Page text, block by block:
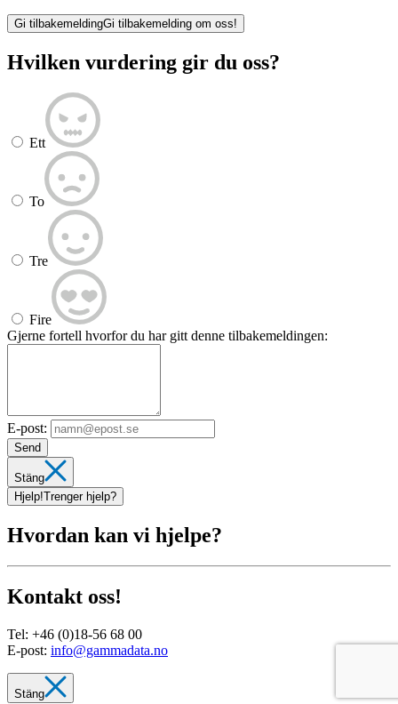
Gi tilbakemeldingGi tilbakemelding om oss!
Hvilken vurdering gir du oss?
Ett
To
Tre
Fire
Gjerne fortell hvorfor du har gitt denne tilbakemeldingen:
E-post:
Send
Stäng
Hjelp!Trenger hjelp?
Hvordan kan vi hjelpe?
Kontakt oss!
Tel: +46 (0)18-56 68 00
E-post: info@gammadata.no
Stäng